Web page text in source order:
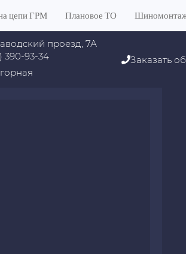
цепи ГРМ Плановое ТО
проезд, 7А
390-93-34
Заказать